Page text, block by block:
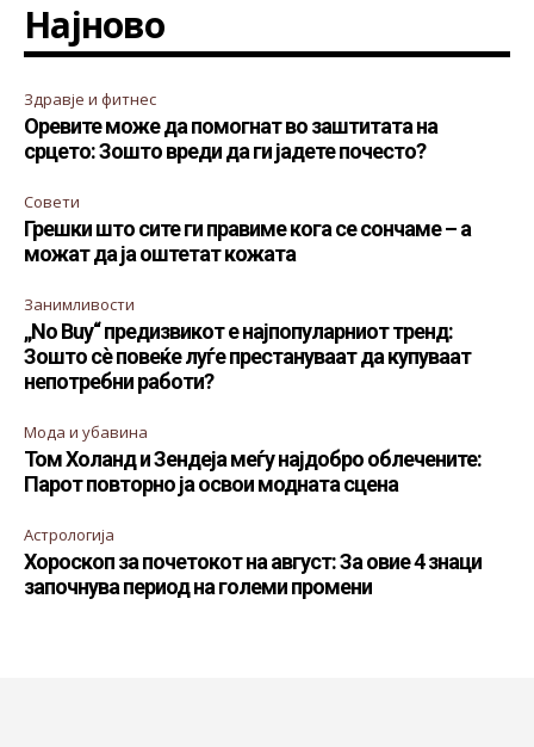
Најново
Здравје и фитнес
Оревите може да помогнат во заштитата на
срцето: Зошто вреди да ги јадете почесто?
Совети
Грешки што сите ги правиме кога се сончаме – а
можат да ја оштетат кожата
Занимливости
„No Buy“ предизвикот е најпопуларниот тренд:
Зошто сè повеќе луѓе престануваат да купуваат
непотребни работи?
Мода и убавина
Том Холанд и Зендеја меѓу најдобро облечените:
Парот повторно ја освои модната сцена
Астрологија
Хороскоп за почетокот на август: За овие 4 знаци
започнува период на големи промени